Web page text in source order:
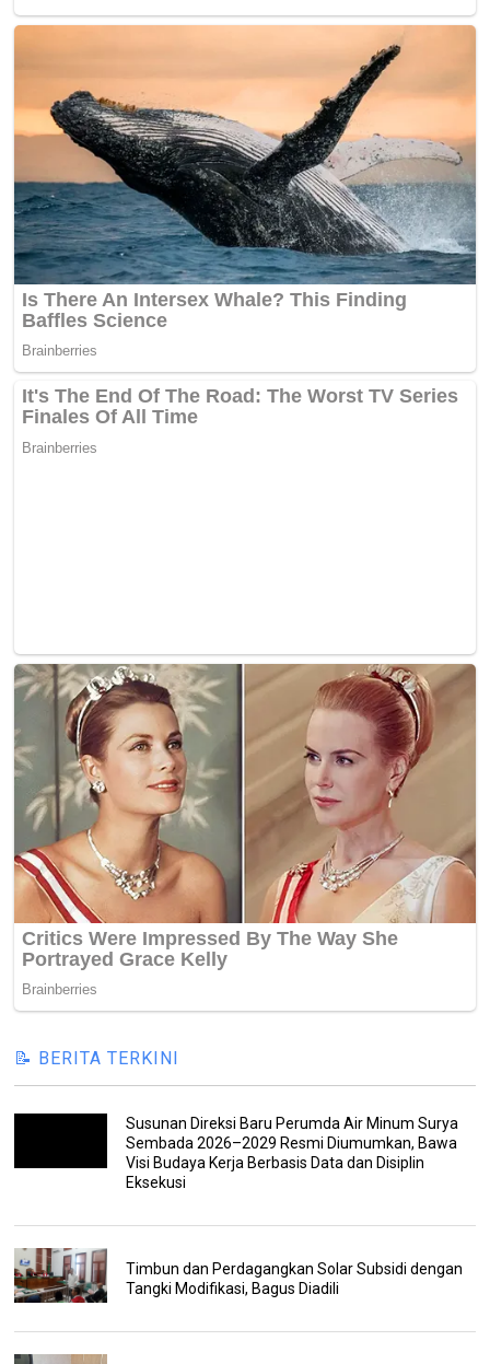
📝 BERITA TERKINI
Susunan Direksi Baru Perumda Air Minum Surya
Sembada 2026–2029 Resmi Diumumkan, Bawa
Visi Budaya Kerja Berbasis Data dan Disiplin
Eksekusi
Timbun dan Perdagangkan Solar Subsidi dengan
Tangki Modifikasi, Bagus Diadili